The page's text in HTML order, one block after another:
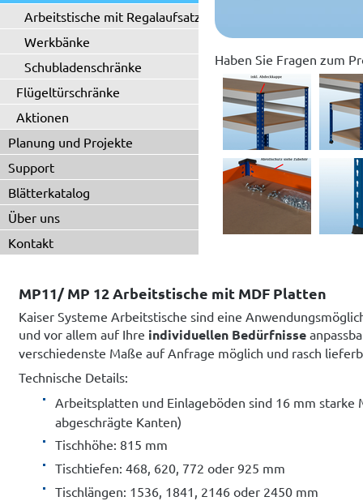
Arbeitstische mit Regalaufsatz
Werkbänke
Schubladenschränke
Flügeltürschränke
Aktionen
Planung und Projekte
Support
Blätterkatalog
Über uns
Kontakt
Haben Sie Fragen zum
MP11/ MP 12 Arbeitstische mit MDF Platten
Kaiser Systeme Arbeitstische sind eine
und vor allem auf Ihre individuellen Bedürfnisse
verschiedenste Maße auf Anfrage möglich und rasch
Technische Details:
Arbeitsplatten und Einlageböden sind 16 mm
abgeschrägte Kanten)
Tischhöhe: 815 mm
Tischtiefen: 468, 620, 772 oder 925 mm
Tischlängen: 1536, 1841, 2146 oder 2450 mm